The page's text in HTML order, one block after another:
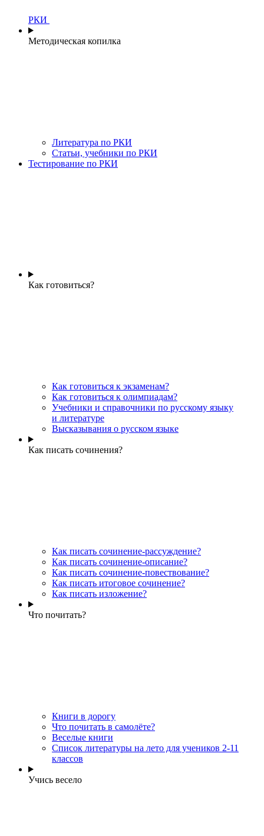
РКИ
Методическая копилка
Литература по РКИ
Статьи, учебники по РКИ
Тестирование по РКИ
Как готовиться?
Как готовиться к экзаменам?
Как готовиться к олимпиадам?
Учебники и справочники по русскому языку
и литературе
Высказывания о русском языке
Как писать сочинения?
Как писать сочинение-рассуждение?
Как писать сочинение-описание?
Как писать сочинение-повествование?
Как писать итоговое сочинение?
Как писать изложение?
Что почитать?
Книги в дорогу
Что почитать в самолёте?
Веселые книги
Cписок литературы на лето для учеников 2-11
классов
Учись весело